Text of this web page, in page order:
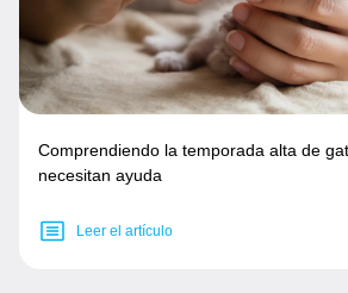
Comprendiendo la temporada alta de
necesitan ayuda
Leer el artículo